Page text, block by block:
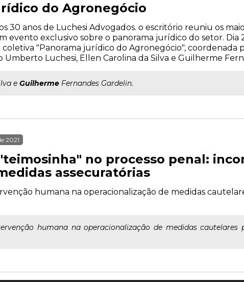
do Agronegócio
30 anos de Luchesi Advogados. o escritório reuniu os
evento exclusivo sobre o panorama jurídico do setor. Dia
coletiva "Panorama jurídico do Agronegócio", coordenada
Umberto Luchesi, Ellen Carolina da Silva e Guilherme
e Guilherme Fernandes Gardelin.
2021
"teimosinha" no processo penal:
assecuratórias
humana na operacionalização de medidas
humana na operacionalização de medidas cautelares